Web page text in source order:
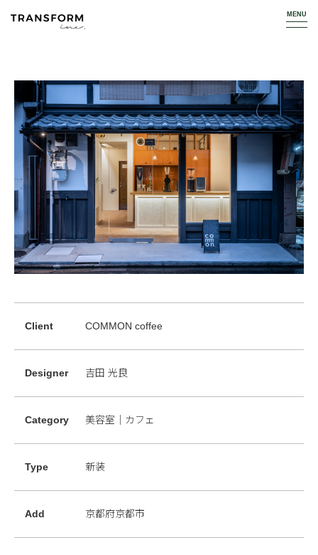
Client COMMON coffee
Designer 吉田 光良
Category 美容室｜カフェ
Type 新装
Add 京都府京都市